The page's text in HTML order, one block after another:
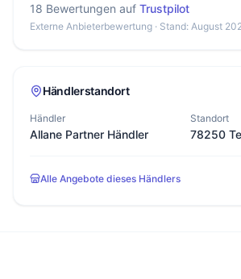
18 Bewertungen auf Trustpilot
Externe Anbieterbewertung · Stand: August
Händlerstandort
Händler
Allane Partner Händler
Standort
78250
Alle Angebote dieses Händlers